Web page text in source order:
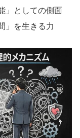
」としての側面
」を生きる力